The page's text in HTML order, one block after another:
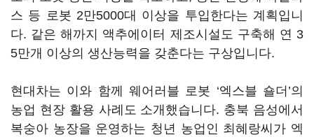
스 등 로봇 2만5000대 이상을 투입한다는 계획입니
다. 같은 해까지 액추에이터 제조시설도 구축해 연 3
5만개 이상의 생산능력을 갖춘다는 구상입니다.
현대차는 이와 함께 웨어러블 로봇 ‘엑스블 숄더’의
농업 현장 활용 사례도 소개했습니다. 충북 음성에서
복숭아 농장을 운영하는 청년 농업인 최혜랑씨가 엑